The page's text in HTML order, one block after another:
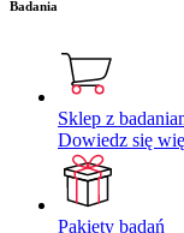
Badania
Sklep z
Dowiedz się
Pakiety badań